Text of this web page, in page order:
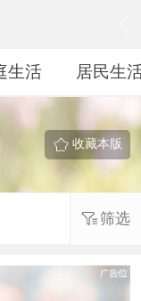
生活 居民生
收藏本版
筛选